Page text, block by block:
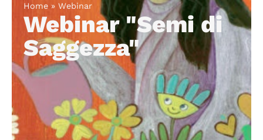
Home » Webinar
Webinar "Semi di
Saggezza"